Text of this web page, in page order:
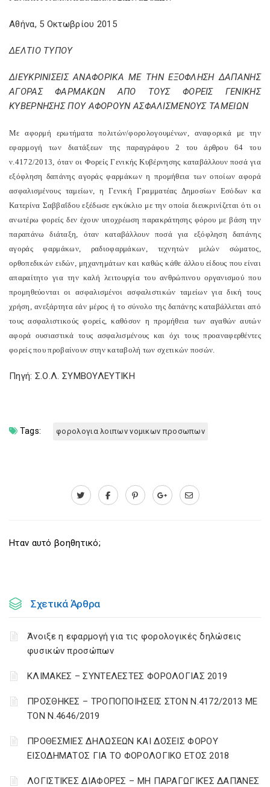
Αθήνα, 5 Οκτωβρίου 2015
ΔΕΛΤΙΟ ΤΥΠΟΥ
ΔΙΕΥΚΡΙΝΙΣΕΙΣ ΑΝΑΦΟΡΙΚΑ ΜΕ ΤΗΝ ΕΞΟΦΛΗΣΗ ΔΑΠΑΝΗΣ
ΑΓΟΡΑΣ ΦΑΡΜΑΚΩΝ ΑΠΟ ΤΟΥΣ ΦΟΡΕΙΣ ΓΕΝΙΚΗΣ
ΚΥΒΕΡΝΗΣΗΣ ΠΟΥ ΑΦΟΡΟΥΝ ΑΣΦΑΛΙΣΜΕΝΟΥΣ ΤΑΜΕΙΩΝ
Με αφορμή ερωτήματα πολιτών/φορολογουμένων, αναφορικά με την
εφαρμογή των διατάξεων της παραγράφου 2 του άρθρου 64 του
ν.4172/2013, όταν οι Φορείς Γενικής Κυβέρνησης καταβάλλουν ποσά για
εξόφληση δαπάνης αγοράς φαρμάκων η προμήθεια των οποίων αφορά
ασφαλισμένους ταμείων, η Γενική Γραμματέας Δημοσίων Εσόδων κα
Κατερίνα Σαββαΐδου εξέδωσε εγκύκλιο με την οποία διευκρινίζεται ότι οι
ανωτέρω φορείς δεν έχουν υποχρέωση παρακράτησης φόρου με βάση την
παραπάνω διάταξη, όταν καταβάλλουν ποσά για εξόφληση δαπάνης
αγοράς φαρμάκων, ραδιοφαρμάκων, τεχνητών μελών σώματος,
ορθοπεδικών ειδών, μηχανημάτων και καθώς κάθε άλλου είδους που είναι
απαραίτητο για την καλή λειτουργία του ανθρώπινου οργανισμού που
προμηθεύονται οι ασφαλισμένοι ασφαλιστικών ταμείων για δική τους
χρήση, ανεξάρτητα εάν μέρος ή το σύνολο της δαπάνης καταβάλλεται από
τους ασφαλιστικούς φορείς, καθόσον η προμήθεια των αγαθών αυτών
αφορά ουσιαστικά τους ασφαλισμένους και όχι τους προαναφερθέντες
φορείς που προβαίνουν στην καταβολή των σχετικών ποσών.
Πηγή: Σ.Ο.Λ. ΣΥΜΒΟΥΛΕΥΤΙΚΗ
Tags: φορολογια λοιπων νομικων προσωπων
Ηταν αυτό βοηθητικό;
Σχετικά Άρθρα
Άνοιξε η εφαρμογή για τις φορολογικές δηλώσεις
φυσικών προσώπων
ΚΛΙΜΑΚΕΣ – ΣΥΝΤΕΛΕΣΤΕΣ ΦΟΡΟΛΟΓΙΑΣ 2019
ΠΡΟΣΘΗΚΕΣ – ΤΡΟΠΟΠΟΙΗΣΕΙΣ ΣΤΟΝ Ν.4172/2013 ΜΕ
ΤΟΝ Ν.4646/2019
ΠΡΟΘΕΣΜΙΕΣ ΔΗΛΩΣΕΩΝ ΚΑΙ ΔΟΣΕΙΣ ΦΟΡΟΥ
ΕΙΣΟΔΗΜΑΤΟΣ ΓΙΑ ΤΟ ΦΟΡΟΛΟΓΙΚΟ ΕΤΟΣ 2018
ΛΟΓΙΣΤΙΚΈΣ ΔΙΑΦΟΡΈΣ – ΜΗ ΠΑΡΑΓΩΓΙΚΈΣ ΔΑΠΆΝΕΣ